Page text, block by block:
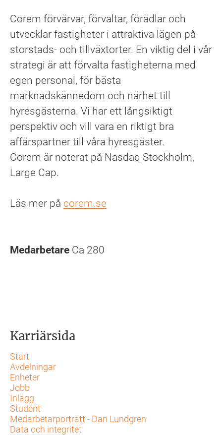
Corem förvärvar, förvaltar, förädlar och
utvecklar fastigheter i attraktiva lägen på
storstads- och tillväxtorter. En viktig del i vår
strategi är att förvalta fastigheterna med
egen personal, för bästa
marknadskännedom och närhet till
hyresgästerna. Vi har ett långsiktigt
perspektiv och vill vara en riktigt bra
affärspartner till våra hyresgäster.
Corem är noterat på Nasdaq Stockholm,
Large Cap.
Läs mer på corem.se
Medarbetare Ca 280
Karriärsida
Start
Avdelningar
Enheter
Jobb
Inlägg
Student
Medarbetarporträtt - Dan Lundgren
Data och integritet